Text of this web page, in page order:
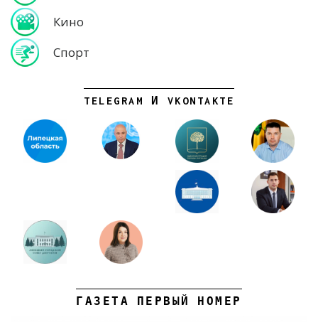
Кино
Спорт
TELEGRAM И VKONTAKTE
ГАЗЕТА ПЕРВЫЙ НОМЕР